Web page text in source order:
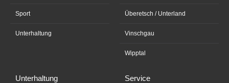
Sport
Unterhaltung
Überetsch / Unterland
Vinschgau
Wipptal
Unterhaltung Service